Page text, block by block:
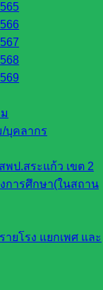
บุคลากร
ป.สระแก้ว เขต 2
การศึกษา(ในสถาน
ยโรง แยกเพศ และ